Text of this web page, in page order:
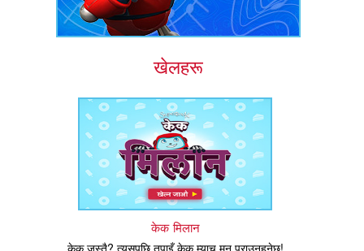
खेलहरू
केक मिलान
केक जस्तै? त्यसपछि तपाइँ केक म्याच मन पराउनुहुनेछ!